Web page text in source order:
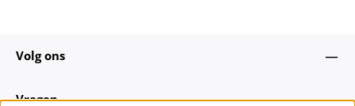
Volg ons
Vragen